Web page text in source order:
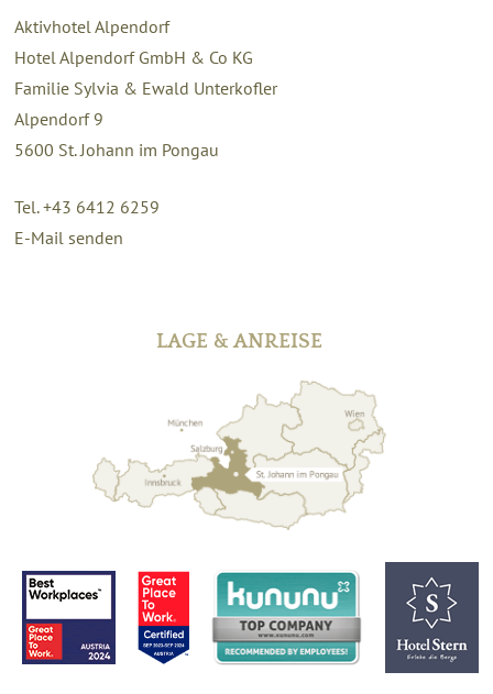
Aktivhotel Alpendorf
Hotel Alpendorf GmbH & Co KG
Familie Sylvia & Ewald Unterkofler
Alpendorf 9
5600 St. Johann im Pongau
Tel. +43 6412 6259
E-Mail senden
LAGE & ANREISE